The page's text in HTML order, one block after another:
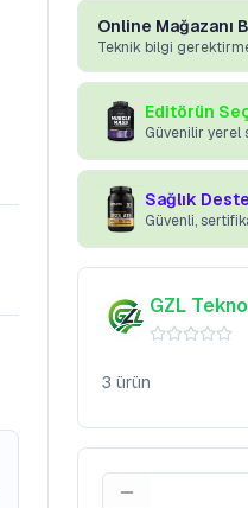
Online Mağazanı
Editörün
Sağlık
GZL
3 ürün